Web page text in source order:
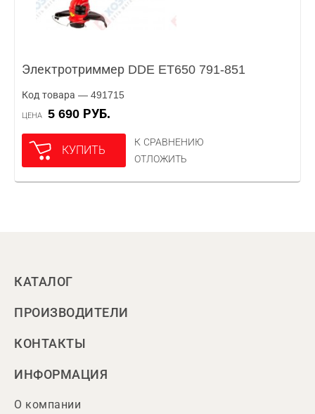
Электротриммер DDE ET650 791-851
Код товара — 491715
ЦЕНА 5 690 РУБ.
КУПИТЬ
К СРАВНЕНИЮ
ОТЛОЖИТЬ
КАТАЛОГ
ПРОИЗВОДИТЕЛИ
КОНТАКТЫ
ИНФОРМАЦИЯ
О компании